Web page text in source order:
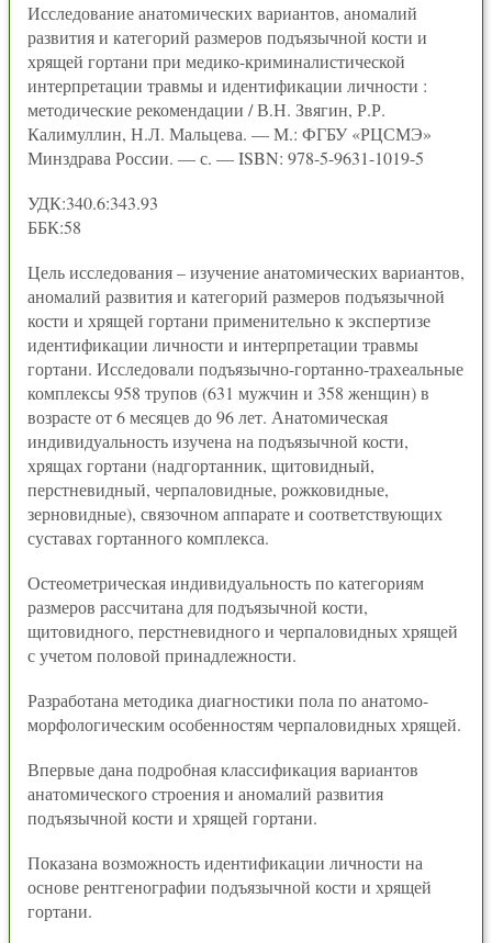
Исследование анатомических вариантов, аномалий
развития и категорий размеров подъязычной кости и
хрящей гортани при медико-криминалистической
интерпретации травмы и идентификации личности :
методические рекомендации / В.Н. Звягин, Р.Р.
Калимуллин, Н.Л. Мальцева. — М.: ФГБУ «РЦСМЭ»
Минздрава России. — с. — ISBN: 978-5-9631-1019-5
УДК:340.6:343.93
ББК:58
Цель исследования – изучение анатомических вариантов,
аномалий развития и категорий размеров подъязычной
кости и хрящей гортани применительно к экспертизе
идентификации личности и интерпретации травмы
гортани. Исследовали подъязычно-гортанно-трахеальные
комплексы 958 трупов (631 мужчин и 358 женщин) в
возрасте от 6 месяцев до 96 лет. Анатомическая
индивидуальность изучена на подъязычной кости,
хрящах гортани (надгортанник, щитовидный,
перстневидный, черпаловидные, рожковидные,
зерновидные), связочном аппарате и соответствующих
суставах гортанного комплекса.
Остеометрическая индивидуальность по категориям
размеров рассчитана для подъязычной кости,
щитовидного, перстневидного и черпаловидных хрящей
с учетом половой принадлежности.
Разработана методика диагностики пола по анатомо-
морфологическим особенностям черпаловидных хрящей.
Впервые дана подробная классификация вариантов
анатомического строения и аномалий развития
подъязычной кости и хрящей гортани.
Показана возможность идентификации личности на
основе рентгенографии подъязычной кости и хрящей
гортани.